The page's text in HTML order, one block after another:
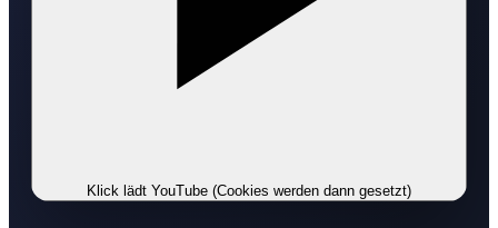
Klick lädt YouTube (Cookies werden dann gesetzt)